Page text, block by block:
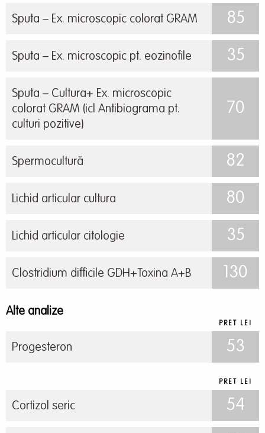
Sputa – Ex. microscopic colorat GRAM 85
Sputa – Ex. microscopic pt. eozinofile 35
Sputa – Cultura+ Ex. microscopic
colorat GRAM (icl Antibiograma pt.
culturi pozitive)
70
Spermocultură 82
Lichid articular cultura 80
Lichid articular citologie 35
Clostridium difficile GDH+Toxina A+B 130
Alte analize
PRET LEI
Progesteron 53
PRET LEI
Cortizol seric 54